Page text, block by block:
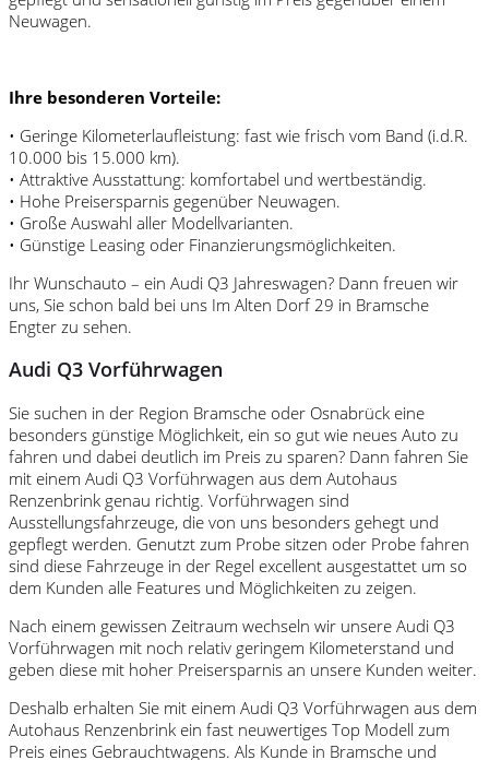
Neuwagen.
Ihre besonderen Vorteile:
• Geringe Kilometerlaufleistung: fast wie frisch vom Band (i.d.R.
10.000 bis 15.000 km).
• Attraktive Ausstattung: komfortabel und wertbeständig.
• Hohe Preisersparnis gegenüber Neuwagen.
• Große Auswahl aller Modellvarianten.
• Günstige Leasing oder Finanzierungsmöglichkeiten.
Ihr Wunschauto – ein Audi Q3 Jahreswagen? Dann freuen wir
uns, Sie schon bald bei uns Im Alten Dorf 29 in Bramsche
Engter zu sehen.
Audi Q3 Vorführwagen
Sie suchen in der Region Bramsche oder Osnabrück eine
besonders günstige Möglichkeit, ein so gut wie neues Auto zu
fahren und dabei deutlich im Preis zu sparen? Dann fahren Sie
mit einem Audi Q3 Vorführwagen aus dem Autohaus
Renzenbrink genau richtig. Vorführwagen sind
Ausstellungsfahrzeuge, die von uns besonders gehegt und
gepflegt werden. Genutzt zum Probe sitzen oder Probe fahren
sind diese Fahrzeuge in der Regel excellent ausgestattet um so
dem Kunden alle Features und Möglichkeiten zu zeigen.
Nach einem gewissen Zeitraum wechseln wir unsere Audi Q3
Vorführwagen mit noch relativ geringem Kilometerstand und
geben diese mit hoher Preisersparnis an unsere Kunden weiter.
Deshalb erhalten Sie mit einem Audi Q3 Vorführwagen aus dem
Autohaus Renzenbrink ein fast neuwertiges Top Modell zum
Preis eines Gebrauchtwagens. Als Kunde in Bramsche und